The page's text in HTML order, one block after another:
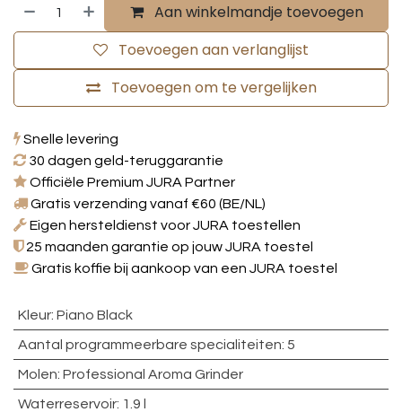
Aan winkelmandje toevoegen
Toevoegen om te vergelijken
Toevoegen aan verlanglijst
Snelle levering
30 dagen geld-teruggarantie
Officiële Premium JURA Partner
Gratis verzending vanaf €60 (BE/NL)
Eigen hersteldienst voor JURA toestellen
25 maanden garantie op jouw JURA toestel
Gratis koffie bij aankoop van een JURA toestel
Kleur: Piano Black
Aantal programmeerbare specialiteiten: 5
Molen: Professional Aroma Grinder
Waterreservoir: 1.9 l